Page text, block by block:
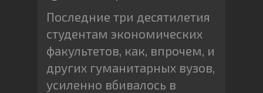
Последние три десятилетия
студентам экономических
факультетов, как, впрочем, и
других гуманитарных вузов,
усиленно вбивалось в